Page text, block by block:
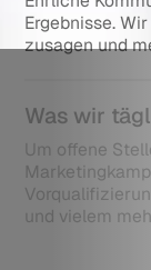
Ergebnisse.
zusagen und
Was wir
Um offene
und vielem